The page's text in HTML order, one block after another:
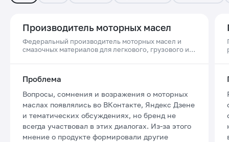
Производитель моторных масел
Федеральный производитель моторных масел и
смазочных материалов для легкового, грузового и
Проблема
Вопросы, сомнения и возражения о моторных
маслах появлялись во ВКонтакте, Яндекс Дзене
и тематических обсуждениях, но бренд не
всегда участвовал в этих диалогах. Из-за этого
мнение о продукте формировали другие